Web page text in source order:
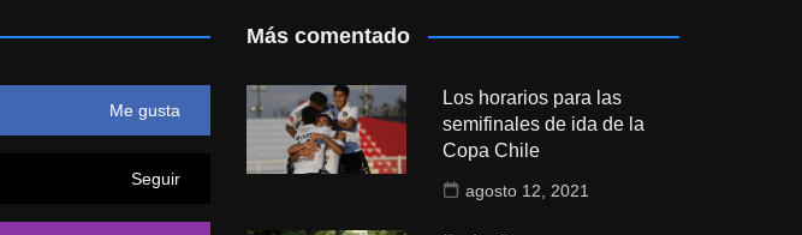
Me gusta
Seguir
Más comentado
Los horarios para las
semifinales de ida de la
Copa Chile
agosto 12, 2021